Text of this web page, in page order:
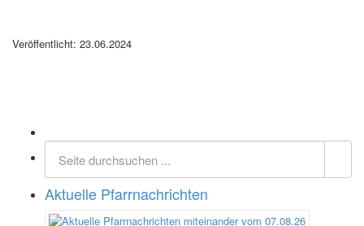
Veröffentlicht: 23.06.2024
Aktuelle Pfarrnachrichten